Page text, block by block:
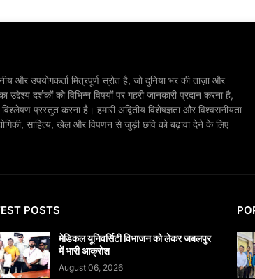
और उपयोगकर्ता मित्रपूर्ण स्रोत है, जो दुनिया भर की ताज़ा और
दर्शकों को विभिन्न विषयों पर गहरी जानकारी प्रदान करना है,
प्रस्तुत करना है। हमारी अद्वितीय विशेषज्ञता और विश्वसनीयता
साहित्य, खेल और विपणन से जुड़ी छवि को बढ़ावा देने के लिए
POSTS
मेडिकल यूनिवर्सिटी विभाजन को लेकर जबलपुर
में भारी आक्रोश
August 06, 2026